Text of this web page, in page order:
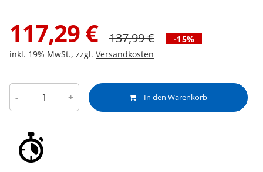
117,29€ 137,99€
-15%
inkl. 19% MwSt., zzgl. Versandkosten
- + In den Warenkorb